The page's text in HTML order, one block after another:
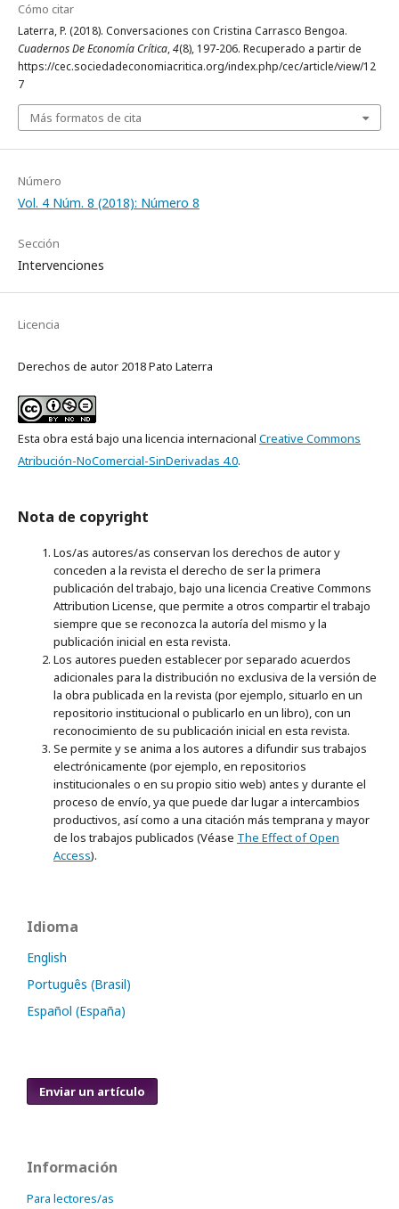
Cómo citar
Laterra, P. (2018). Conversaciones con Cristina Carrasco Bengoa.
Cuadernos De Economía Crítica,4(8), 197-206. Recuperado a partir de
https://cec.sociedadeconomiacritica.org/index.php/cec/article/view/12
7
Más formatos de cita
Número
Vol. 4 Núm. 8 (2018): Número 8
Sección
Intervenciones
Licencia
Derechos de autor 2018 Pato Laterra
Esta obra está bajo una licencia internacional Creative Commons
Atribución-NoComercial-SinDerivadas 4.0.
Nota de copyright
Los/as autores/as conservan los derechos de autor y
conceden a la revista el derecho de ser la primera
publicación del trabajo, bajo una licencia Creative Commons
Attribution License, que permite a otros compartir el trabajo
siempre que se reconozca la autoría del mismo y la
publicación inicial en esta revista.
Los autores pueden establecer por separado acuerdos
adicionales para la distribución no exclusiva de la versión de
la obra publicada en la revista (por ejemplo, situarlo en un
repositorio institucional o publicarlo en un libro), con un
reconocimiento de su publicación inicial en esta revista.
Se permite y se anima a los autores a difundir sus trabajos
electrónicamente (por ejemplo, en repositorios
institucionales o en su propio sitio web) antes y durante el
proceso de envío, ya que puede dar lugar a intercambios
productivos, así como a una citación más temprana y mayor
de los trabajos publicados (Véase The Effect of Open
Access).
Idioma
English
Português (Brasil)
Español (España)
Enviar un artículo
Información
Para lectores/as